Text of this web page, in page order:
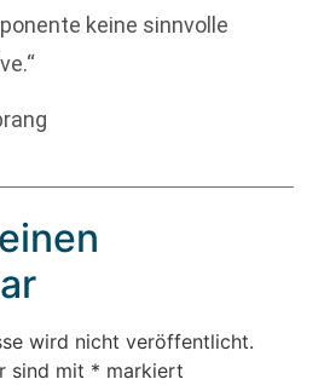
keine sinnvolle
wird nicht veröffentlicht.
sind mit * markiert